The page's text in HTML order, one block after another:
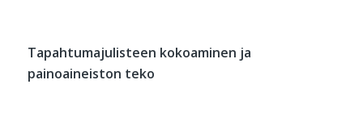
Tapahtumajulisteen kokoaminen ja
painoaineiston teko